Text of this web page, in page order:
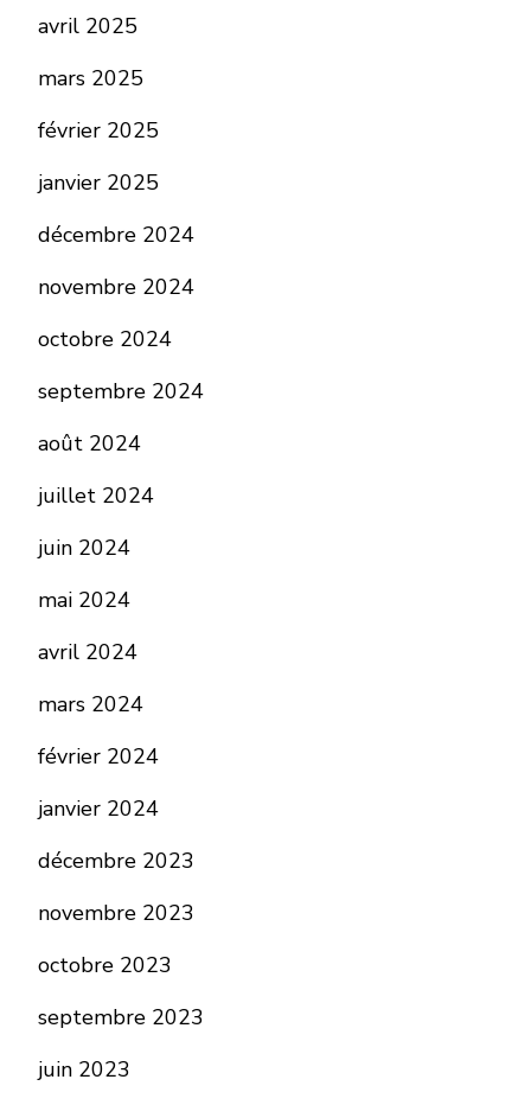
avril 2025
mars 2025
février 2025
janvier 2025
décembre 2024
novembre 2024
octobre 2024
septembre 2024
août 2024
juillet 2024
juin 2024
mai 2024
avril 2024
mars 2024
février 2024
janvier 2024
décembre 2023
novembre 2023
octobre 2023
septembre 2023
juin 2023